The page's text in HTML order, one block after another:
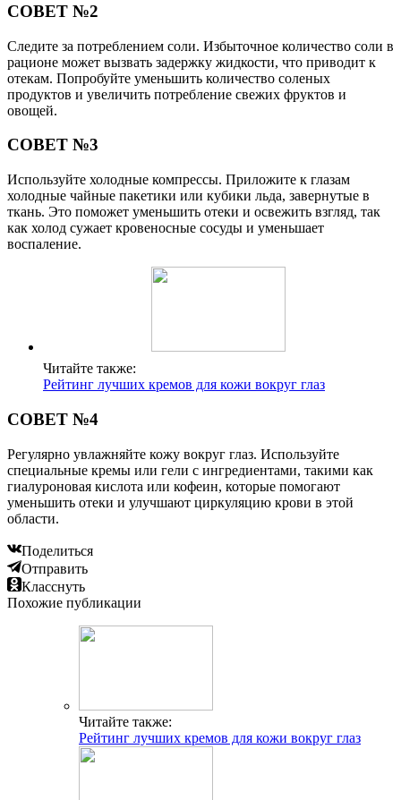
СОВЕТ №2
Следите за потреблением соли. Избыточное количество соли в
рационе может вызвать задержку жидкости, что приводит к
отекам. Попробуйте уменьшить количество соленых
продуктов и увеличить потребление свежих фруктов и
овощей.
СОВЕТ №3
Используйте холодные компрессы. Приложите к глазам
холодные чайные пакетики или кубики льда, завернутые в
ткань. Это поможет уменьшить отеки и освежить взгляд, так
как холод сужает кровеносные сосуды и уменьшает
воспаление.
Читайте также:
Рейтинг лучших кремов для кожи вокруг глаз
СОВЕТ №4
Регулярно увлажняйте кожу вокруг глаз. Используйте
специальные кремы или гели с ингредиентами, такими как
гиалуроновая кислота или кофеин, которые помогают
уменьшить отеки и улучшают циркуляцию крови в этой
области.
Поделиться
Отправить
Класснуть
Похожие публикации
Читайте также:
Рейтинг лучших кремов для кожи вокруг глаз